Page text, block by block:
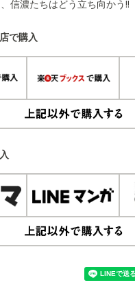
信濃たちはどう立ち向かう
で購入